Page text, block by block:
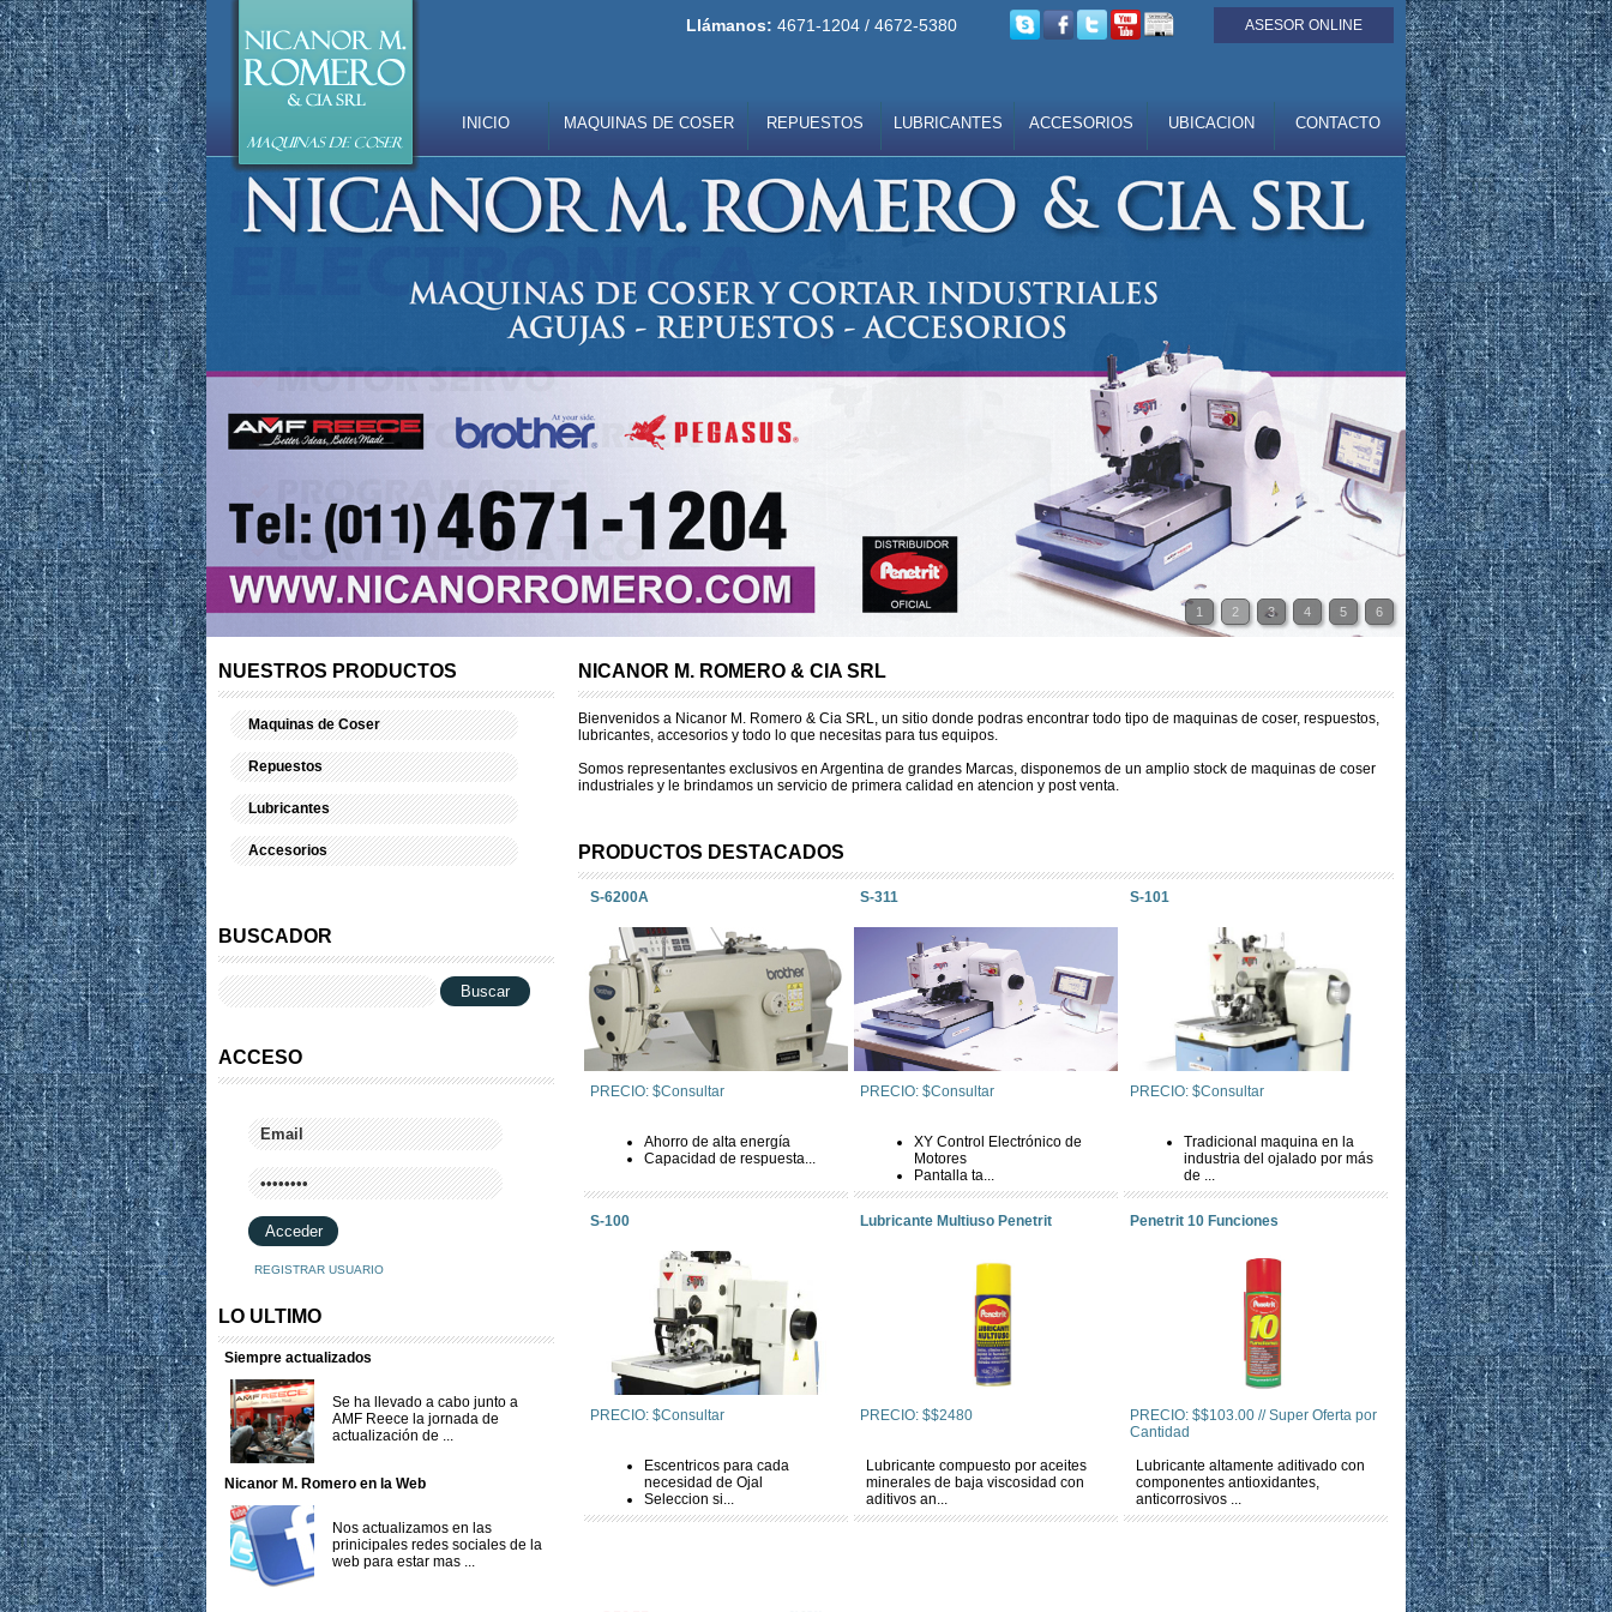
Llámanos: 4671-1204 / 4672-5380 ASESOR ONLINE
INICIO MAQUINAS DE COSER REPUESTOS LUBRICANTES ACCESORIOS UBICACION CONTACTO
1 2 3 4 5 6
NUESTROS PRODUCTOS
Maquinas de Coser
Repuestos
Lubricantes
Accesorios
BUSCADOR
ACCESO
REGISTRAR USUARIO
LO ULTIMO
Siempre actualizados
Se ha llevado a cabo junto a
AMF Reece la jornada de
actualización de ...
Nicanor M. Romero en la Web
Nos actualizamos en las
prinicipales redes sociales de la
web para estar mas ...
NICANOR M. ROMERO & CIA SRL
Bienvenidos a Nicanor M. Romero & Cia SRL, un sitio donde podras encontrar todo tipo de maquinas de coser, respuestos,
lubricantes, accesorios y todo lo que necesitas para tus equipos.
Somos representantes exclusivos en Argentina de grandes Marcas, disponemos de un amplio stock de maquinas de coser
industriales y le brindamos un servicio de primera calidad en atencion y post venta.
PRODUCTOS DESTACADOS
S-6200A
PRECIO: $Consultar
Ahorro de alta energía
Capacidad de respuesta...
S-311
PRECIO: $Consultar
XY Control Electrónico de
Motores
Pantalla ta...
S-101
PRECIO: $Consultar
Tradicional maquina en la
industria del ojalado por más
de ...
S-100
PRECIO: $Consultar
Escentricos para cada
necesidad de Ojal
Seleccion si...
Lubricante Multiuso Penetrit
PRECIO: $$2480
Lubricante compuesto por aceites
minerales de baja viscosidad con
aditivos an...
Penetrit 10 Funciones
PRECIO: $$103.00 // Super Oferta por
Cantidad
Lubricante altamente aditivado con
componentes antioxidantes,
anticorrosivos ...